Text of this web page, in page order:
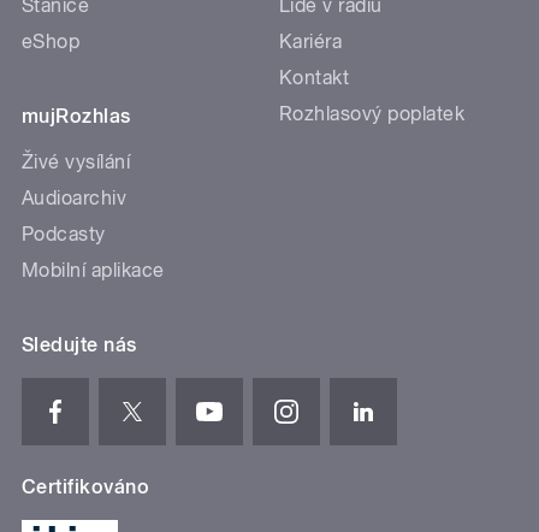
Stanice
eShop
mujRozhlas
Živé vysílání
Audioarchiv
Podcasty
Mobilní aplikace
Lidé v rádiu
Kariéra
Kontakt
Rozhlasový poplatek
Sledujte nás
Certifikováno